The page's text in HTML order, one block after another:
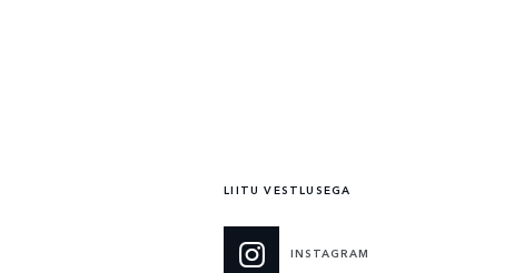
LIITU VESTLUSEGA
INSTAGRAM